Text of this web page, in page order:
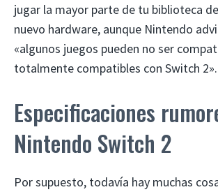
jugar la mayor parte de tu biblioteca
nuevo hardware, aunque Nintendo
«algunos juegos pueden no ser
totalmente compatibles con Switch 2».
Especificaciones
Nintendo Switch 2
Por supuesto, todavía hay muchas